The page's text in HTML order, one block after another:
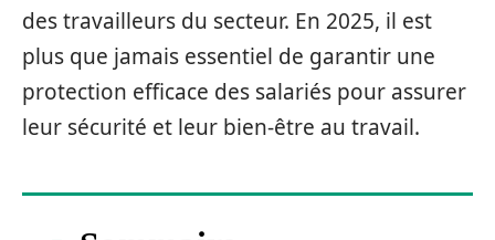
des travailleurs du secteur. En 2025, il est
plus que jamais essentiel de garantir une
protection efficace des salariés pour assurer
leur sécurité et leur bien-être au travail.